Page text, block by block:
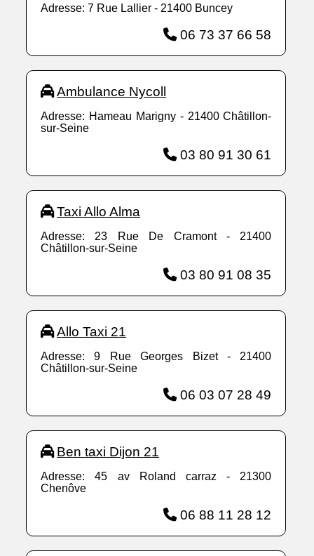
Adresse: 7 Rue Lallier - 21400 Buncey
06 73 37 66 58
Ambulance Nycoll
Adresse: Hameau Marigny - 21400 Châtillon-
sur-Seine
03 80 91 30 61
Taxi Allo Alma
Adresse: 23 Rue De Cramont - 21400
Châtillon-sur-Seine
03 80 91 08 35
Allo Taxi 21
Adresse: 9 Rue Georges Bizet - 21400
Châtillon-sur-Seine
06 03 07 28 49
Ben taxi Dijon 21
Adresse: 45 av Roland carraz - 21300
Chenôve
06 88 11 28 12